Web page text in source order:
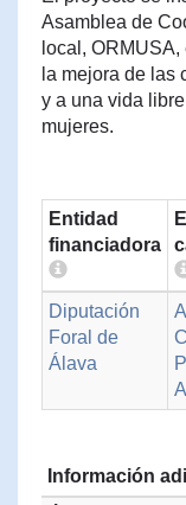
Asamblea de
local,
la mejora de las
y a una vida
mujeres.
Entidad
financiadora
Diputación
Foral de
Álava
Información